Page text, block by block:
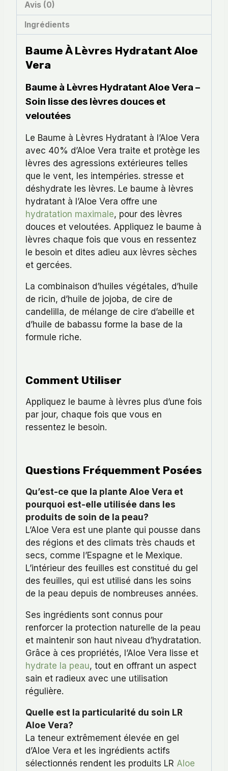
Avis (0)
Ingrédients
Baume À Lèvres Hydratant Aloe
Vera
Baume à Lèvres Hydratant Aloe Vera –
Soin lisse des lèvres douces et
veloutées
Le Baume à Lèvres Hydratant à l’Aloe Vera
avec 40% d’Aloe Vera traite et protège les
lèvres des agressions extérieures telles
que le vent, les intempéries. stresse et
déshydrate les lèvres. Le baume à lèvres
hydratant à l’Aloe Vera offre une
hydratation maximale, pour des lèvres
douces et veloutées. Appliquez le baume à
lèvres chaque fois que vous en ressentez
le besoin et dites adieu aux lèvres sèches
et gercées.
La combinaison d’huiles végétales, d’huile
de ricin, d’huile de jojoba, de cire de
candelilla, de mélange de cire d’abeille et
d’huile de babassu forme la base de la
formule riche.
Comment Utiliser
Appliquez le baume à lèvres plus d’une fois
par jour, chaque fois que vous en
ressentez le besoin.
Questions Fréquemment Posées
Qu’est-ce que la plante Aloe Vera et
pourquoi est-elle utilisée dans les
produits de soin de la peau?
L’Aloe Vera est une plante qui pousse dans
des régions et des climats très chauds et
secs, comme l’Espagne et le Mexique.
L’intérieur des feuilles est constitué du gel
des feuilles, qui est utilisé dans les soins
de la peau depuis de nombreuses années.
Ses ingrédients sont connus pour
renforcer la protection naturelle de la peau
et maintenir son haut niveau d’hydratation.
Grâce à ces propriétés, l’Aloe Vera lisse et
hydrate la peau, tout en offrant un aspect
sain et radieux avec une utilisation
régulière.
Quelle est la particularité du soin LR
Aloe Vera?
La teneur extrêmement élevée en gel
d’Aloe Vera et les ingrédients actifs
sélectionnés rendent les produits LR Aloe